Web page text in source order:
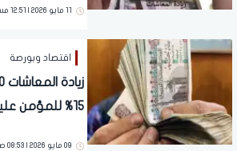
11 مايو 2026 | 12:51 مساءً
اقتصاد وبورصة
15% للمؤمن
09 مايو 2026 | 08:53 صباحاً